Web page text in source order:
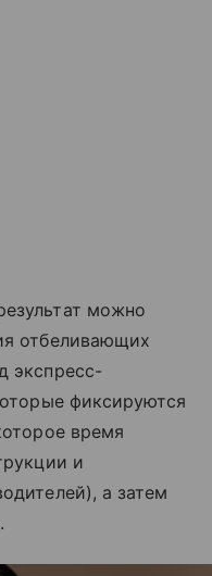
можно
отбеливающих
экспресс-
фиксируются
время
и
а затем